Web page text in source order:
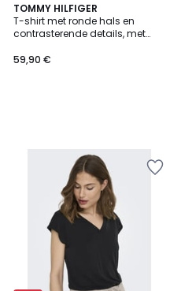
TOMMY HILFIGER
T-shirt met ronde hals en
contrasterende details, met
59,90 €